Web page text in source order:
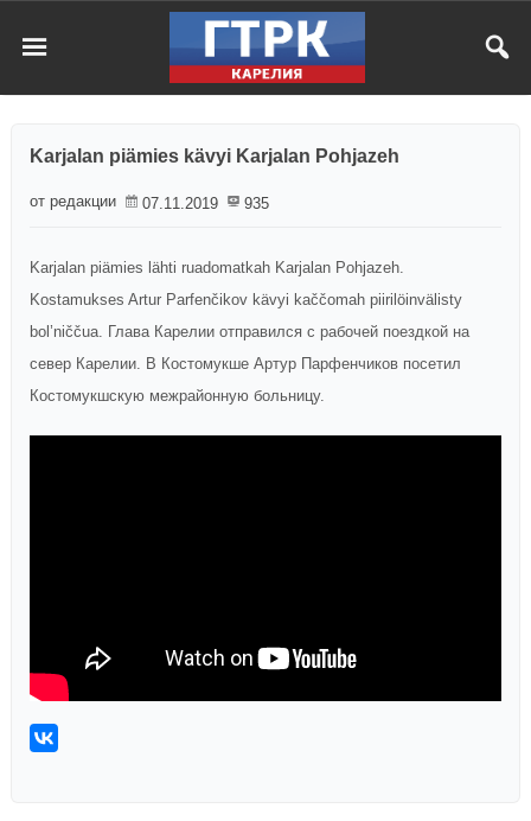
Karjalan piämies kävyi Karjalan Pohjazeh
от редакции 07.11.2019 935
Karjalan piämies lähti ruadomatkah Karjalan Pohjazeh.
Kostamukses Artur Parfenčikov kävyi kaččomah piirilöinvälisty
bol’niččua. Глава Карелии отправился с рабочей поездкой на
север Карелии. В Костомукше Артур Парфенчиков посетил
Костомукшскую межрайонную больницу.